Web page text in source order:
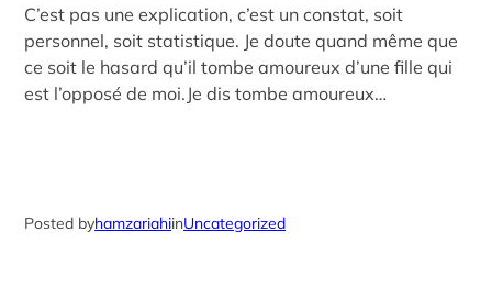
C’est pas une explication, c’est un constat, soit
personnel, soit statistique. Je doute quand même que
ce soit le hasard qu’il tombe amoureux d’une fille qui
est l’opposé de moi.Je dis tombe amoureux…
Posted byhamzariahiinUncategorized